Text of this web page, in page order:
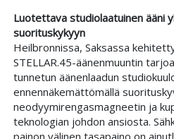
Luotettava studiolaatuinen ääni
suorituskykyyn
Heilbronnissa, Saksassa
STELLAR.45-äänenmuuntin
tunnetun äänenlaadun
ennennäkemättömällä
neodyymirengasmagneetin ja
teknologian johdon ansiosta.
painon välinen tasapaino on